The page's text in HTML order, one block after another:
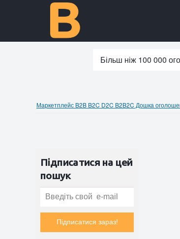
Більш ніж 100 000
Маркетплейс B2B B2C D2C B2B2C Дошка
Підписатися на цей
пошук
Підписатися зараз!